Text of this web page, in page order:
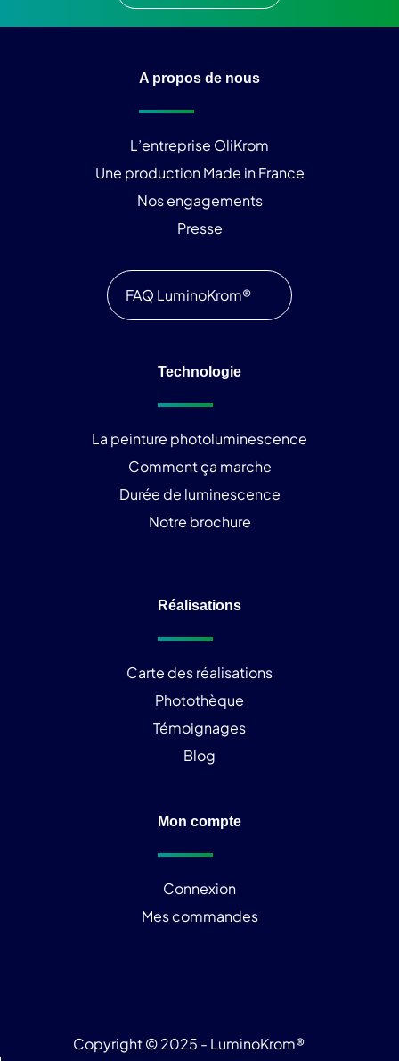
A propos de nous
L’entreprise OliKrom
Une production Made in France
Nos engagements
Presse
FAQ LuminoKrom®
Technologie
La peinture photoluminescence
Comment ça marche
Durée de luminescence
Notre brochure
Réalisations
Carte des réalisations
Photothèque
Témoignages
Blog
Mon compte
Connexion
Mes commandes
Copyright © 2025 - LuminoKrom®